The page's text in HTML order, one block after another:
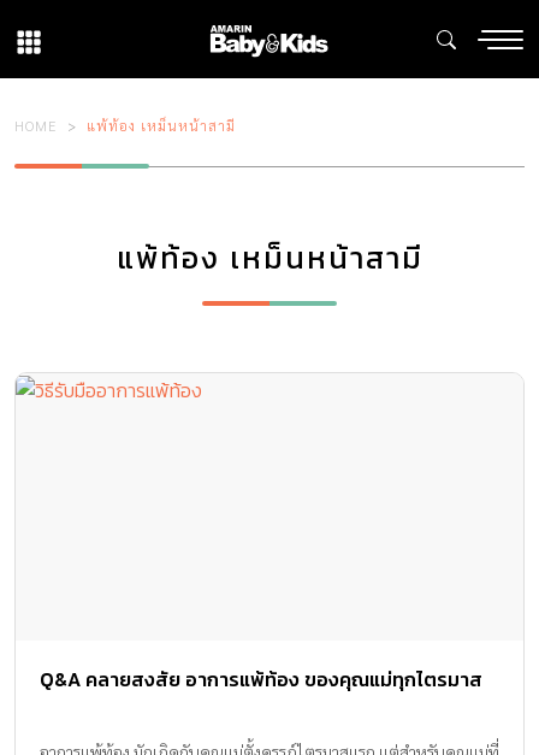
HOME แพ้ท้อง เหม็นหน้าสามี
แพ้ท้อง เหม็นหน้าสามี
Q&A คลายสงสัย อาการแพ้ท้อง ของคุณแม่ทุกไตรมาส